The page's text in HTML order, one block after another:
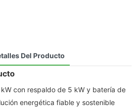
Del Producto
kW con respaldo de 5 kW y batería de
energética fiable y sostenible